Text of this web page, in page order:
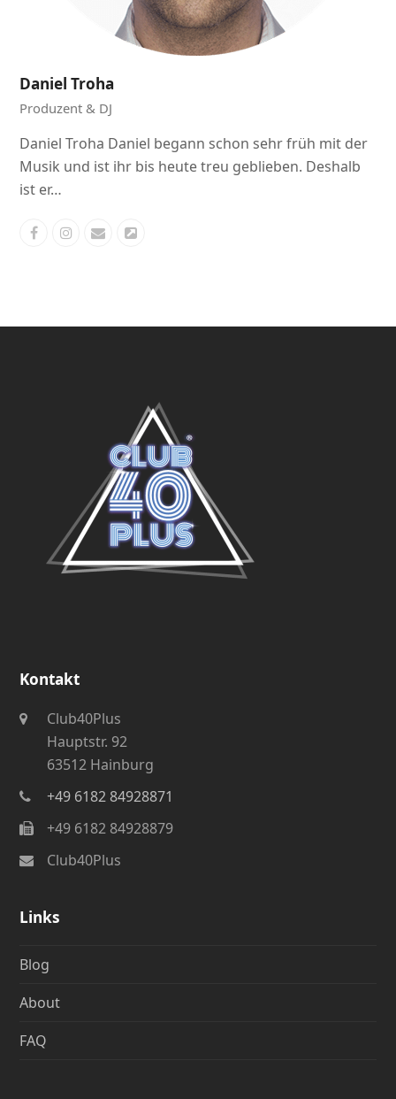
Daniel Troha
Produzent & DJ
Daniel Troha Daniel begann schon sehr früh mit der
Musik und ist ihr bis heute treu geblieben. Deshalb
ist er…
FacebookInstagram
E- Webseite
Kontakt
Club40Plus
Hauptstr. 92
63512 Hainburg
+49 6182 84928871
+49 6182 84928879
Club40Plus
Links
Blog
About
FAQ